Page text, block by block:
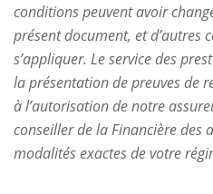
conditions peuvent avoir
présent document, et d’autres
s’appliquer. Le service des
la présentation de preuves de
à l’autorisation de notre
conseiller de la Financière des
modalités exactes de votre